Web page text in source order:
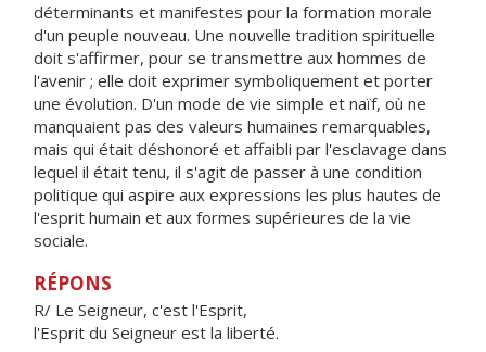
déterminants et manifestes pour la formation morale
d'un peuple nouveau. Une nouvelle tradition spirituelle
doit s'affirmer, pour se transmettre aux hommes de
l'avenir ; elle doit exprimer symboliquement et porter
une évolution. D'un mode de vie simple et naïf, où ne
manquaient pas des valeurs humaines remarquables,
mais qui était déshonoré et affaibli par l'esclavage dans
lequel il était tenu, il s'agit de passer à une condition
politique qui aspire aux expressions les plus hautes de
l'esprit humain et aux formes supérieures de la vie
sociale.
RÉPONS
R/ Le Seigneur, c'est l'Esprit,
l'Esprit du Seigneur est la liberté.